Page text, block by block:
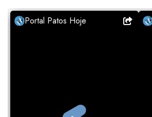
Portal Patos Hoje